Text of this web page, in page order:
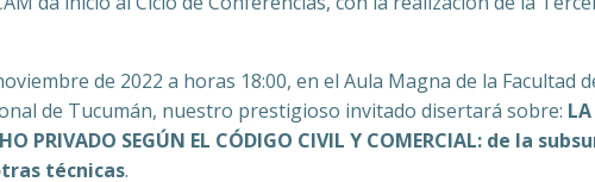
de 2022 a horas 18:00, en el Aula Magna de la Facultad
de Tucumán, nuestro prestigioso invitado disertará sobre:
PRIVADO SEGÚN EL CÓDIGO CIVIL Y COMERCIAL: de la
técnicas.